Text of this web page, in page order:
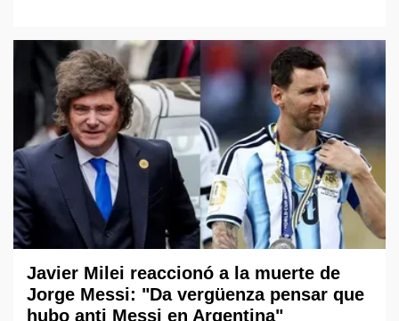
Javier Milei reaccionó a la muerte de
Jorge Messi: "Da vergüenza pensar que
hubo anti Messi en Argentina"